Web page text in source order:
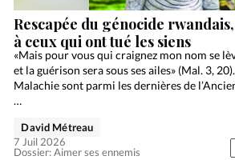
Rescapée du génocide
à ceux qui ont tué les siens
«Mais pour vous qui craignez mon nom se
et la guérison sera sous ses ailes» (Mal. 3,
Malachie sont parmi les dernières de
…
Dossier: Aimer ses ennemis
David Métreau
7 Juil 2026